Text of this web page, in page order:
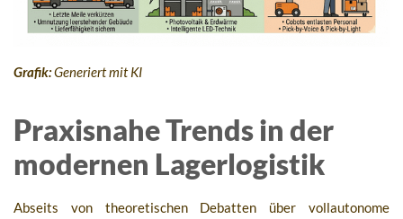
Grafik:Generiert mit KI
Praxisnahe Trends in der
modernen Lagerlogistik
Abseits von theoretischen Debatten über vollautonome